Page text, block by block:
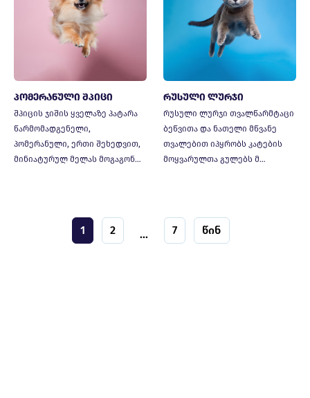
პომერანული შპიცი
შპიცის ჯიშის ყველაზე პატარა
წარმომადგენელი,
პომერანული, ერთი შეხედვით,
მინიატურულ მელას მოგაგონ…
რუსული ლურჯი
რუსული ლურჯი თვალწარმტაცი
ბეწვითა და ნათელი მწვანე
თვალებით იპყრობს კატების
მოყვარულთა გულებს მ…
1 2 ... 7 წინ